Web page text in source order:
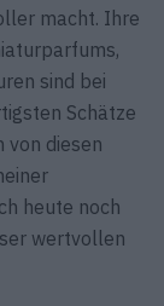
macht. Ihre
sind bei
Schätze
von diesen
heute noch
wertvollen